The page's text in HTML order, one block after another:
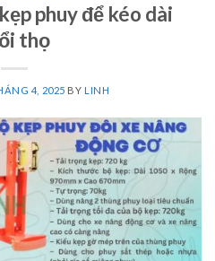
phuy để kéo dài
thọ
4, 2025 BY LINH